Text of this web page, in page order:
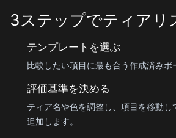
3ステップでティアリ
テンプレートを選ぶ
比較したい項目に最も合う作成済みボ
評価基準を決める
ティア名や色を調整し、項目を移動し
追加します。